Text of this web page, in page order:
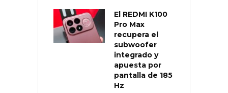
El REDMI K100
Pro Max
recupera el
subwoofer
integrado y
apuesta por
pantalla de 185
Hz